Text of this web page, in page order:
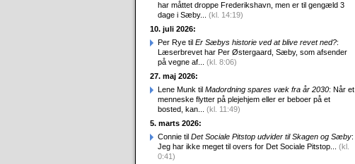
har måttet droppe Frederikshavn, men er til gengæld 3
dage i Sæby... (kl. 14:19)
10. juli 2026:
Per Rye til Er Sæbys historie ved at blive revet ned?:
Læserbrevet har Per Østergaard, Sæby, som afsender
på vegne af... (kl. 8:06)
27. maj 2026:
Lene Munk til Madordning spares væk fra år 2030: Når et
menneske flytter på plejehjem eller er beboer på et
bosted, kan... (kl. 11:49)
5. marts 2026:
Connie til Det Sociale Pitstop udvider til Skagen og Sæby:
Jeg har ikke meget til overs for Det Sociale Pitstop... (kl.
0:41)